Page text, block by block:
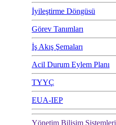
İyileştirme Döngüsü
Görev Tanımları
İş Akış Şemaları
Acil Durum Eylem Planı
TYYÇ
EUA-IEP
Yönetim Bilişim Sistemleri